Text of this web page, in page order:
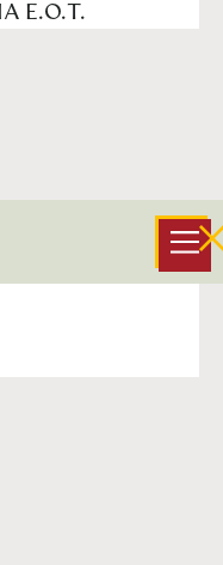
Ε.Ο.Τ.
αιτήσεις των